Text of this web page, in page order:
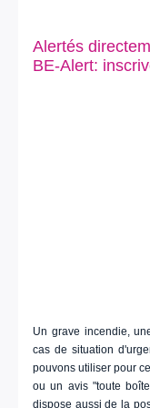
Alertés
BE-Alert:
Un grave incendie,
cas de situation
pouvons utiliser pour
ou un avis "toute
dispose aussi de la